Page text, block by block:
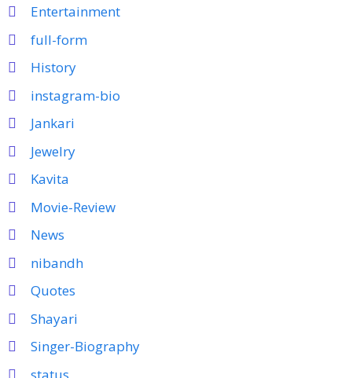
Entertainment
full-form
History
instagram-bio
Jankari
Jewelry
Kavita
Movie-Review
News
nibandh
Quotes
Shayari
Singer-Biography
status